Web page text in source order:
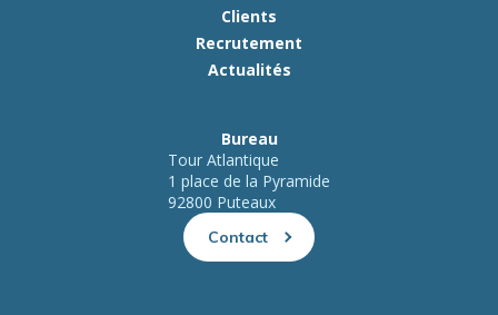
Clients
Recrutement
Actualités
Bureau
Tour Atlantique
1 place de la Pyramide
92800 Puteaux
Contact